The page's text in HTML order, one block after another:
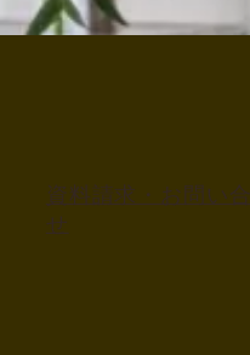
資料請求・お問い
せ